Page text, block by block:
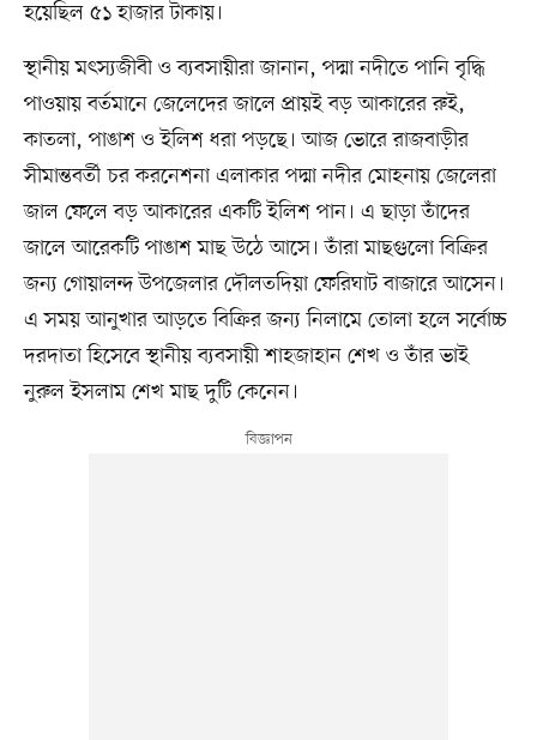
হয়েছিল ৫১ হাজার টাকায়।
স্থানীয় মৎস্যজীবী ও ব্যবসায়ীরা জানান, পদ্মা নদীতে পানি বৃদ্ধি
পাওয়ায় বর্তমানে জেলেদের জালে প্রায়ই বড় আকারের রুই,
কাতলা, পাঙাশ ও ইলিশ ধরা পড়ছে। আজ ভোরে রাজবাড়ীর
সীমান্তবর্তী চর করনেশনা এলাকার পদ্মা নদীর মোহনায় জেলেরা
জাল ফেলে বড় আকারের একটি ইলিশ পান। এ ছাড়া তাঁদের
জালে আরেকটি পাঙাশ মাছ উঠে আসে। তাঁরা মাছগুলো বিক্রির
জন্য গোয়ালন্দ উপজেলার দৌলতদিয়া ফেরিঘাট বাজারে আসেন।
এ সময় আনুখার আড়তে বিক্রির জন্য নিলামে তোলা হলে সর্বোচ্চ
দরদাতা হিসেবে স্থানীয় ব্যবসায়ী শাহজাহান শেখ ও তাঁর ভাই
নুরুল ইসলাম শেখ মাছ দুটি কেনেন।